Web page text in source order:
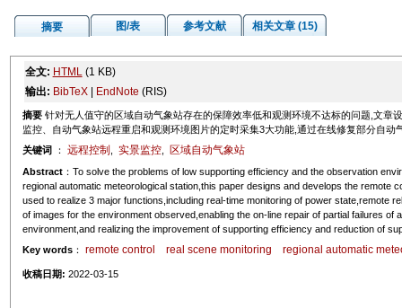
摘要 图/表 参考文献 相关文章 (15)
全文: HTML(1 KB)
输出: BibTeX| EndNote (RIS)
摘要针对无人值守的区域自动气象站存在的保障效率低和观测环境不达标的问题,文章
监控、自动气象站远程重启和观测环境图片的定时采集3大功能,通过在线修复部分自
关键词
： 远程控制 实景监控, 区域自动气象站
Abstract：To solve the problems of low supporting efficiency and the observation
regional automatic meteorological station,this paper designs and develops the remote
used to realize 3 major functions,including real-time monitoring of power state,remote
of images for the environment observed,enabling the on-line repair of partial failures
environment,and realizing the improvement of supporting efficiency and reduction of
Key words： remote control real scene monitoring regional automatic
收稿日期: 2022-03-15